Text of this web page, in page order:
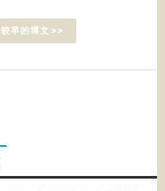
较早的博文 >>